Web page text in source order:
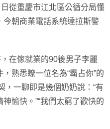
從重慶市江北區公循分局懂
朝商業電話系統達拉斯警
在傢就業的90後男子李麗
熟悉瞭一位名為“霸占你”的
，一聊即是幾個奶奶說：“有
愉快。”“我們太窮了歡快的